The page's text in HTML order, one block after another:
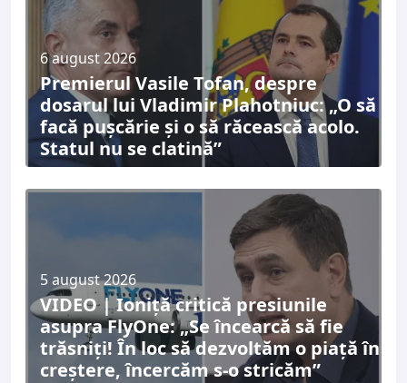
6 august 2026
Premierul Vasile Tofan, despre
dosarul lui Vladimir Plahotniuc: „O să
facă pușcărie și o să răcească acolo.
Statul nu se clatină”
5 august 2026
VIDEO | Ioniță critică presiunile
asupra FlyOne: „Se încearcă să fie
trăsniți! În loc să dezvoltăm o piață în
creștere, încercăm s-o stricăm”